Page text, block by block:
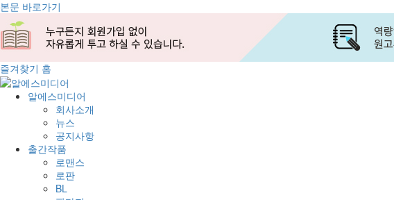
본문 바로가기
즐겨찾기 홈
알에스미디어
회사소개
뉴스
공지사항
출간작품
로맨스
로판
BL